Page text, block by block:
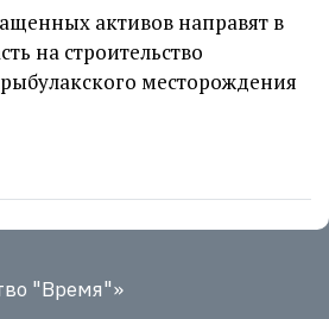
активов направят в
на строительство
месторождения
"Время"»